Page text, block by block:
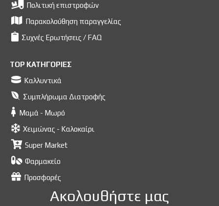
Πολιτική επιστροφών
Παρακολούθηση παραγγελίας
Συχνές Ερωτήσεις / FAQ
TOP ΚΑΤΗΓΟΡΙΕΣ
Καλλυντικά
Συμπλήρωμα Διατροφής
Μαμά - Μωρό
Χειμώνας - Καλοκαίρι
Super Market
Φαρμακείο
Προσφορές
Ακολουθήστε μας